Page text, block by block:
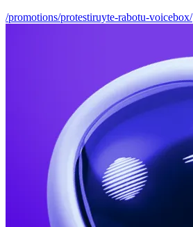
/promotions/protestiruyte-rabotu-voicebox/